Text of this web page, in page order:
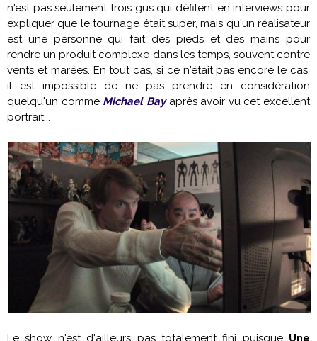
n'est pas seulement trois gus qui défilent en interviews pour
expliquer que le tournage était super, mais qu'un réalisateur
est une personne qui fait des pieds et des mains pour
rendre un produit complexe dans les temps, souvent contre
vents et marées. En tout cas, si ce n'était pas encore le cas,
il est impossible de ne pas prendre en considération
quelqu'un comme Michael Bayaprès avoir vu cet excellent
portrait...
Le show n'est d'ailleurs pas totalement fini puisque Une